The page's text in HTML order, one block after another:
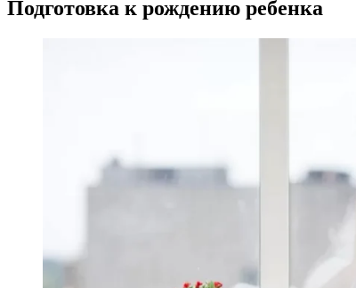
Подготовка к рождению ребенка